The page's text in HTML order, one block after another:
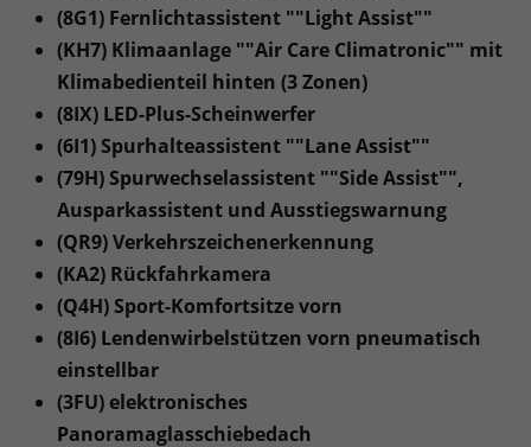
(8G1) Fernlichtassistent ""Light Assist""
(KH7) Klimaanlage ""Air Care Climatronic"" mit
Klimabedienteil hinten (3 Zonen)
(8IX) LED-Plus-Scheinwerfer
(6I1) Spurhalteassistent ""Lane Assist""
(79H) Spurwechselassistent ""Side Assist"",
Ausparkassistent und Ausstiegswarnung
(QR9) Verkehrszeichenerkennung
(KA2) Rückfahrkamera
(Q4H) Sport-Komfortsitze vorn
(8I6) Lendenwirbelstützen vorn pneumatisch
einstellbar
(3FU) elektronisches
Panoramaglasschiebedach